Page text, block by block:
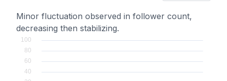
Minor fluctuation observed in follower count,
decreasing then stabilizing.